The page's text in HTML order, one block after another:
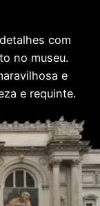
com
no museu.
e
e requinte.